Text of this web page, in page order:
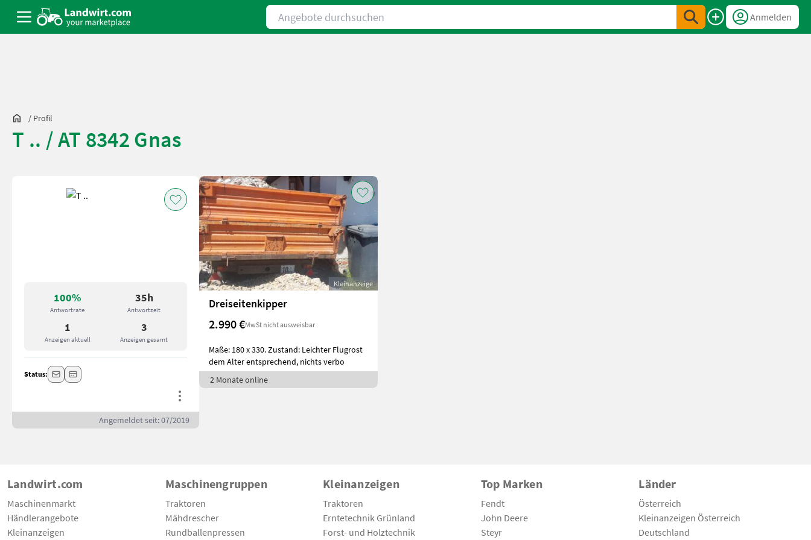
Angebote durchsuchen
Anmelden
/ Profil
T .. / AT 8342 Gnas
100%
Antwortrate
35h
Antwortzeit
1
Anzeigen aktuell
3
Anzeigen gesamt
Status:
Angemeldet seit: 07/2019
Kleinanzeige
Dreiseitenkipper
2.990 €MwSt nicht ausweisbar
Maße: 180 x 330. Zustand: Leichter Flugrost
dem Alter entsprechend, nichts verbo
2 Monate online
Landwirt.com
Maschinenmarkt
Händlerangebote
Kleinanzeigen
Maschinengruppen
Traktoren
Mähdrescher
Rundballenpressen
Kleinanzeigen
Traktoren
Erntetechnik Grünland
Forst- und Holztechnik
Top Marken
Fendt
John Deere
Steyr
Länder
Österreich
Kleinanzeigen Österreich
Deutschland